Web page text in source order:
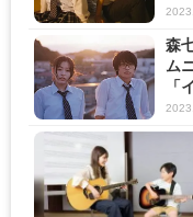
森
ム
「